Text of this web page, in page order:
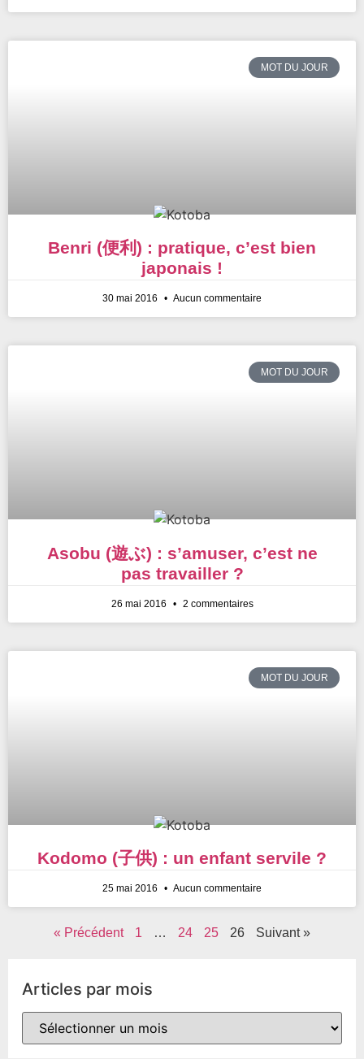
MOT DU JOUR
Benri (便利) : pratique, c’est bien
japonais !
30 mai 2016 Aucun commentaire
MOT DU JOUR
Asobu (遊ぶ) : s’amuser, c’est ne
pas travailler ?
26 mai 2016 2 commentaires
MOT DU JOUR
Kodomo (子供) : un enfant servile ?
25 mai 2016 Aucun commentaire
« Précédent 1 … 24 25 26 Suivant »
Articles par mois